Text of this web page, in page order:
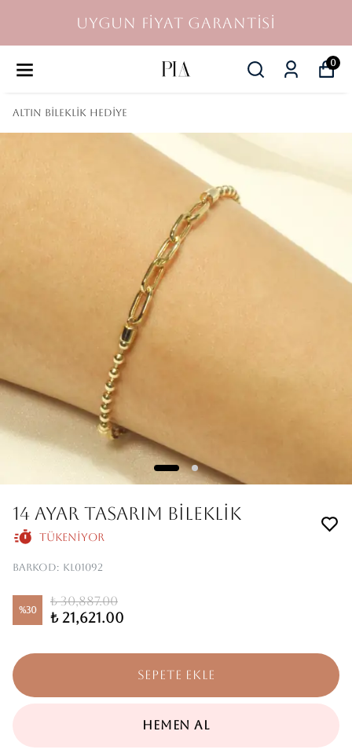
UYGUN FİYAT GARANTİSİ
0
Altın Bileklik Hediye
14 AYAR TASARIM BİLEKLİK
Tükeniyor
Barkod: KL01092
%30
₺ 30,887.00
₺ 21,621.00
SEPETE EKLE
HEMEN AL